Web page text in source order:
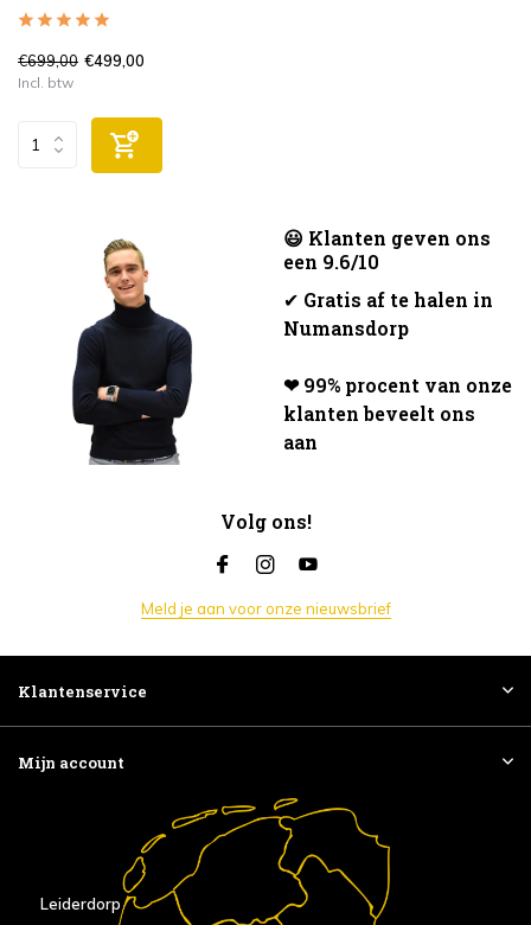
€699,00 €499,00
Incl. btw
😃 Klanten geven ons
een 9.6/10
✔ Gratis af te halen in
Numansdorp
❤ 99% procent van onze
klanten beveelt ons
aan
Volg ons!
Meld je aan voor onze nieuwsbrief
Klantenservice
Mijn account
Leiderdorp